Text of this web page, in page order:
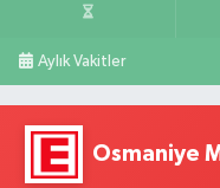
Aylık Vakitler
Osmaniye